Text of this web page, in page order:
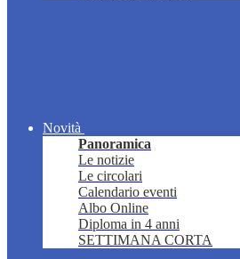
Novità
Panoramica
Le notizie
Le circolari
Calendario eventi
Albo Online
Diploma in 4 anni
SETTIMANA CORTA